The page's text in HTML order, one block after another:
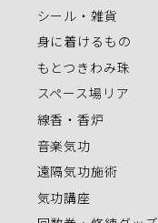
シール・雑貨
身に着けるもの
もとつきわみ珠
スペース場リア
線香・香炉
音楽気功
遠隔気功施術
気功講座